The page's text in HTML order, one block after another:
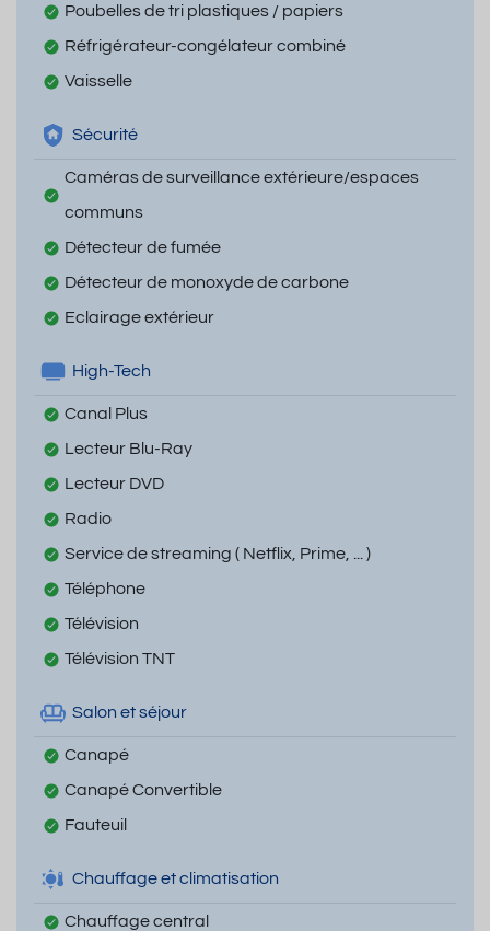
Poubelles de tri plastiques / papiers
Réfrigérateur-congélateur combiné
Vaisselle
Sécurité
Caméras de surveillance extérieure/espaces
communs
Détecteur de fumée
Détecteur de monoxyde de carbone
Eclairage extérieur
High-Tech
Canal Plus
Lecteur Blu-Ray
Lecteur DVD
Radio
Service de streaming ( Netflix, Prime, ... )
Téléphone
Télévision
Télévision TNT
Salon et séjour
Canapé
Canapé Convertible
Fauteuil
Chauffage et climatisation
Chauffage central